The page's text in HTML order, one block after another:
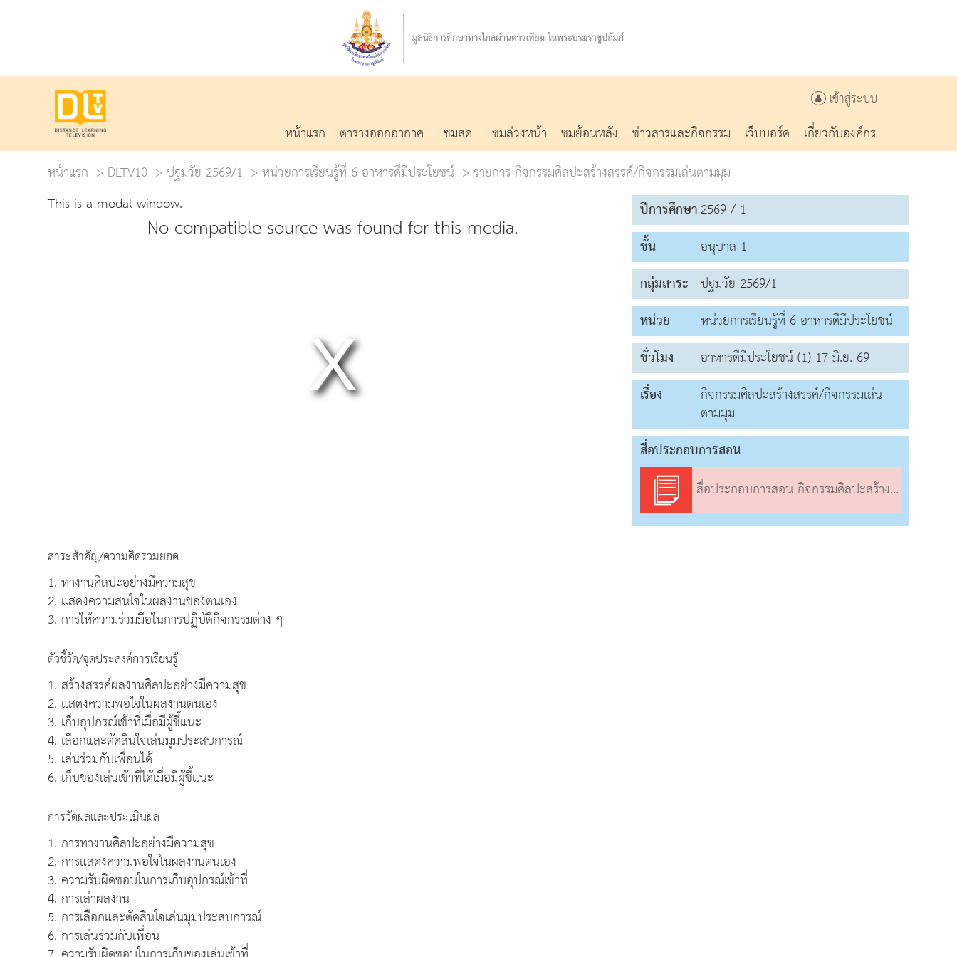
เข้าสู่ระบบ
หน้าแรก ตารางออกอากาศ ชมสด ชมล่วงหน้า ชมย้อนหลัง ข่าวสารและกิจกรรม เว็บบอร์ด
เกี่ยวกับองค์กร
หน้าแรก
DLTV10 ปฐมวัย 2569/1 หน่วยการเรียนรู้ที่ 6 อาหารดีมีประโยชน์
รายการ กิจกรรมศิลปะสร้างสรรค์/กิจกรรมเล่นตามมุม
This is a modal window.
No compatible source was found for this media.
สาระสำคัญ/ความคิดรวมยอด
1. ทางานศิลปะอย่างมีความสุข
2. แสดงความสนใจในผลงานของตนเอง
3. การให้ความร่วมมือในการปฏิบัติกิจกรรมต่าง ๆ
ตัวชี้วัด/จุดประสงค์การเรียนรู้
1. สร้างสรรค์ผลงานศิลปะอย่างมีความสุข
2. แสดงความพอใจในผลงานตนเอง
3. เก็บอุปกรณ์เข้าที่เมื่อมีผู้ชี้แนะ
4. เลือกและตัดสินใจเล่นมุมประสบการณ์
5. เล่นร่วมกับเพื่อนได้
6. เก็บของเล่นเข้าที่ได้เมื่อมีผู้ชี้แนะ
การวัดผลและประเมินผล
1. การทางานศิลปะอย่างมีความสุข
2. การแสดงความพอใจในผลงานตนเอง
3. ความรับผิดชอบในการเก็บอุปกรณ์เข้าที่
4. การเล่าผลงาน
5. การเลือกและตัดสินใจเล่นมุมประสบการณ์
6. การเล่นร่วมกับเพื่อน
ปีการศึกษา2569 / 1
ชั้น
อนุบาล 1
กลุ่มสาระ ปฐมวัย 2569/1
หน่วย
หน่วยการเรียนรู้ที่ 6 อาหารดีมีประโยชน์
ชั่วโมง
อาหารดีมีประโยชน์ (1) 17 มิ.ย. 69
เรื่อง
กิจกรรมศิลปะสร้างสรรค์/กิจกรรมเล่น
ตามมุม
สื่อประกอบการสอน
สื่อประกอบการสอน กิจกรรมศิลปะสร้างสรรค์/กิจกรรมเล่นตามมุม